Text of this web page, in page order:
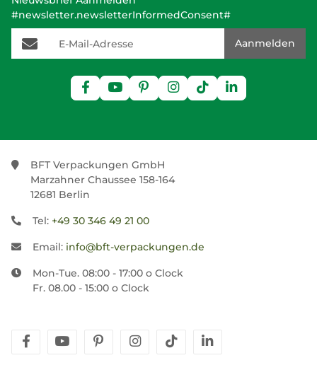
#newsletter.newsletterInformedConsent#
E-Mail-Adresse
Aanmelden
BFT Verpackungen GmbH
Marzahner Chaussee 158-164
12681 Berlin
Tel: +49 30 346 49 21 00
Email: info@bft-verpackungen.de
Mon-Tue. 08:00 - 17:00 o Clock
Fr. 08.00 - 15:00 o Clock
facebookyoutubepinterestinstagram
tiktok